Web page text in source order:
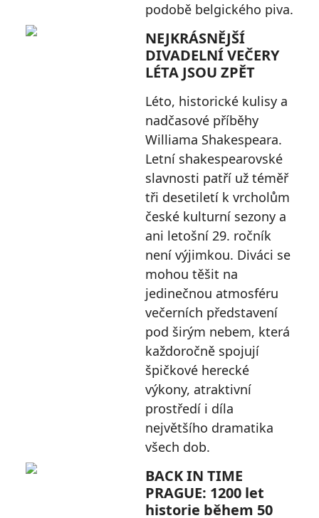
podobě belgického piva.
NEJKRÁSNĚJŠÍ
DIVADELNÍ VEČERY
LÉTA JSOU ZPĚT
Léto, historické kulisy a
nadčasové příběhy
Williama Shakespeara.
Letní shakespearovské
slavnosti patří už téměř
tři desetiletí k vrcholům
české kulturní sezony a
ani letošní 29. ročník
není výjimkou. Diváci se
mohou těšit na
jedinečnou atmosféru
večerních představení
pod širým nebem, která
každoročně spojují
špičkové herecké
výkony, atraktivní
prostředí i díla
největšího dramatika
všech dob.
BACK IN TIME
PRAGUE: 1200 let
historie během 50